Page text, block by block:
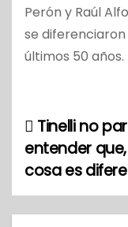
Perón y Raúl
se
últimos 50 años.
N
a
v
Tinelli no
entender
cosa es